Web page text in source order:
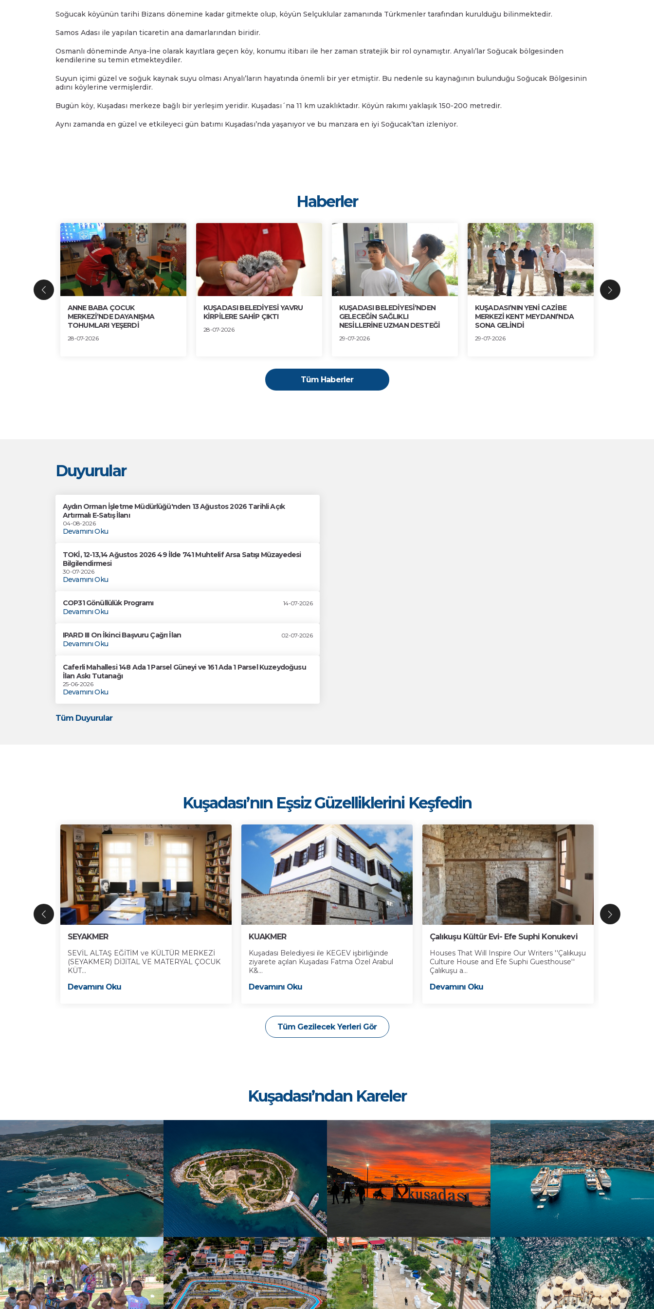
Soğucak köyünün tarihi Bizans dönemine kadar gitmekte olup, köyün Selçuklular zamanında Türkmenler tarafından kurulduğu bilinmektedir.
Samos Adası ile yapılan ticaretin ana damarlarından biridir.
Osmanlı döneminde Anya-İne olarak kayıtlara geçen köy, konumu itibarı ile her zaman stratejik bir rol oynamıştır. Anyalı’lar Soğucak bölgesinden
kendilerine su temin etmekteydiler.
Suyun içimi güzel ve soğuk kaynak suyu olması Anyalı’ların hayatında önemli bir yer etmiştir. Bu nedenle su kaynağının bulunduğu Soğucak Bölgesinin
adını köylerine vermişlerdir.
Bugün köy, Kuşadası merkeze bağlı bir yerleşim yeridir. Kuşadası´na 11 km uzaklıktadır. Köyün rakımı yaklaşık 150-200 metredir.
Aynı zamanda en güzel ve etkileyeci gün batımı Kuşadası’nda yaşanıyor ve bu manzara en iyi Soğucak’tan izleniyor.
Haberler
ANNE BABA ÇOCUK
MERKEZİ’NDE DAYANIŞMA
TOHUMLARI YEŞERDİ
28-07-2026
KUŞADASI BELEDİYESİ YAVRU
KİRPİLERE SAHİP ÇIKTI
28-07-2026
KUŞADASI BELEDİYESİ’NDEN
GELECEĞİN SAĞLIKLI
NESİLLERİNE UZMAN DESTEĞİ
29-07-2026
KUŞADASI’NIN YENİ CAZİBE
MERKEZİ KENT MEYDANI’NDA
SONA GELİNDİ
29-07-2026
Tüm Haberler
Duyurular
Aydın Orman İşletme Müdürlüğü'nden 13 Ağustos 2026 Tarihli Açık
Artırmalı E-Satış İlanı
04-08-2026
Devamını Oku
TOKİ, 12-13,14 Ağustos 2026 49 İlde 741 Muhtelif Arsa Satışı Müzayedesi
Bilgilendirmesi
30-07-2026
Devamını Oku
COP31 Gönüllülük Programı 14-07-2026
Devamını Oku
IPARD III On İkinci Başvuru Çağrı İlan 02-07-2026
Devamını Oku
Caferli Mahallesi 148 Ada 1 Parsel Güneyi ve 161 Ada 1 Parsel Kuzeydoğusu
İlan Askı Tutanağı
25-06-2026
Devamını Oku
Tüm Duyurular
Kuşadası’nın Eşsiz Güzelliklerini Keşfedin
SEYAKMER
SEVİL ALTAŞ EĞİTİM ve KÜLTÜR MERKEZİ
(SEYAKMER) DİJİTAL VE MATERYAL ÇOCUK
KÜT...
Devamını Oku
KUAKMER
Kuşadası Belediyesi ile KEGEV işbirliğinde
ziyarete açılan Kuşadası Fatma Özel Arabul
K&...
Devamını Oku
Çalıkuşu Kültür Evi- Efe Suphi Konukevi
Houses That Will Inspire Our Writers ''Çalıkuşu
Culture House and Efe Suphi Guesthouse''
Çalıkuşu a...
Devamını Oku
Tüm Gezilecek Yerleri Gör
Kuşadası’ndan Kareler